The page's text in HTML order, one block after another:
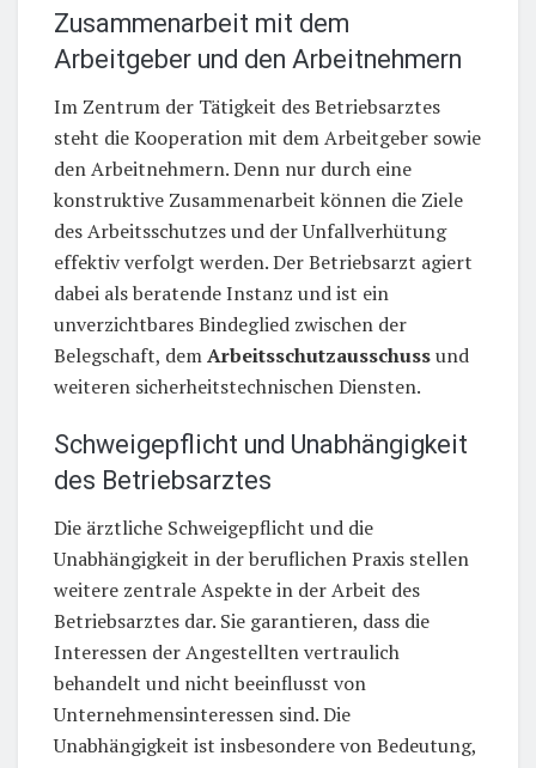
Zusammenarbeit mit dem
Arbeitgeber und den Arbeitnehmern
Im Zentrum der Tätigkeit des Betriebsarztes
steht die Kooperation mit dem Arbeitgeber sowie
den Arbeitnehmern. Denn nur durch eine
konstruktive Zusammenarbeit können die Ziele
des Arbeitsschutzes und der Unfallverhütung
effektiv verfolgt werden. Der Betriebsarzt agiert
dabei als beratende Instanz und ist ein
unverzichtbares Bindeglied zwischen der
Belegschaft, demArbeitsschutzausschussund
weiteren sicherheitstechnischen Diensten.
Schweigepflicht und Unabhängigkeit
des Betriebsarztes
Die ärztliche Schweigepflicht und die
Unabhängigkeit in der beruflichen Praxis stellen
weitere zentrale Aspekte in der Arbeit des
Betriebsarztes dar. Sie garantieren, dass die
Interessen der Angestellten vertraulich
behandelt und nicht beeinflusst von
Unternehmensinteressen sind. Die
Unabhängigkeit ist insbesondere von Bedeutung,